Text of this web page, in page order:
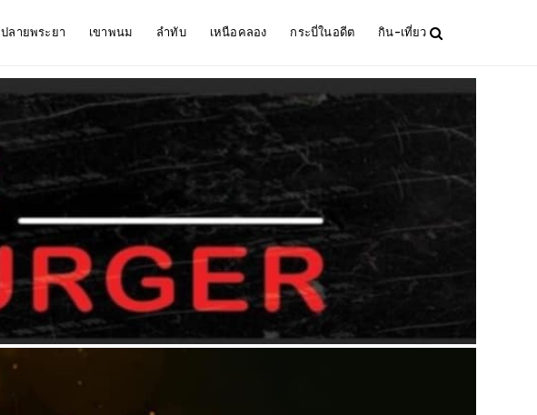
ปลายพระยา เขาพนม ลำทับ เหนือคลอง กระบี่ในอดีต กิน-เที่ยว